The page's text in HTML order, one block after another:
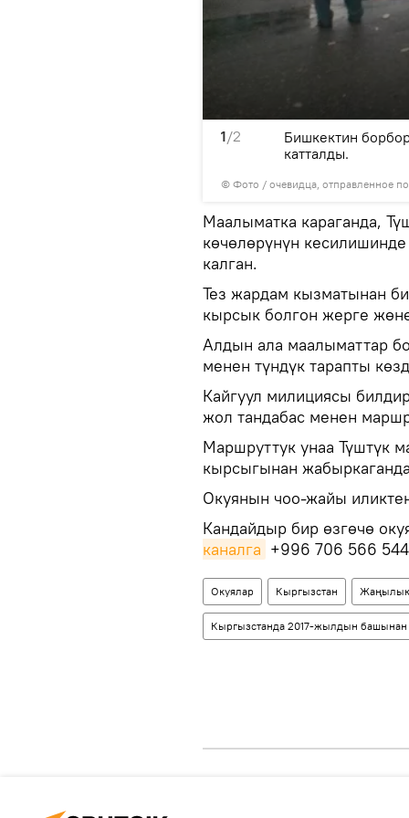
1/2
© Фото / очевидца, отправленное
Бишкектин
катталды.
Маалыматка караганда,
көчөлөрүнүн
калган.
Тез жардам кызматынан
кырсык болгон жерге
Алдын ала маалыматтар
менен түндүк тарапты
Кайгуул милициясы
жол тандабас менен
Маршруттук унаа Түштүк
кырсыгынан
Окуянын чоо-жайы
Кандайдыр бир өзгөчө
каналга +996 706 566
Окуялар Кыргызстан
Кыргызстанда 2017-жылдын